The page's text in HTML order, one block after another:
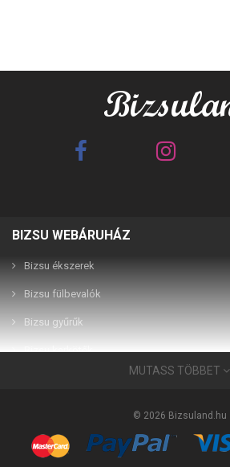
Best Friends barna 2in1
2,990 Ft
BIZSU WEBÁRUHÁZ
Bizsu ékszerek
Bizsu fülbevalók
Bizsu gyűrűk
Bizsu karkötők
Bizsu medálok
MUTASS TÖBBET
© 2026 Bizsuland.hu